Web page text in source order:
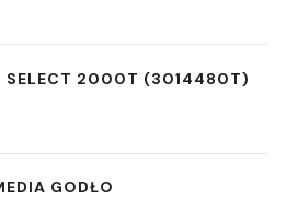
SELECT 2000T (3014480T)
GODŁO